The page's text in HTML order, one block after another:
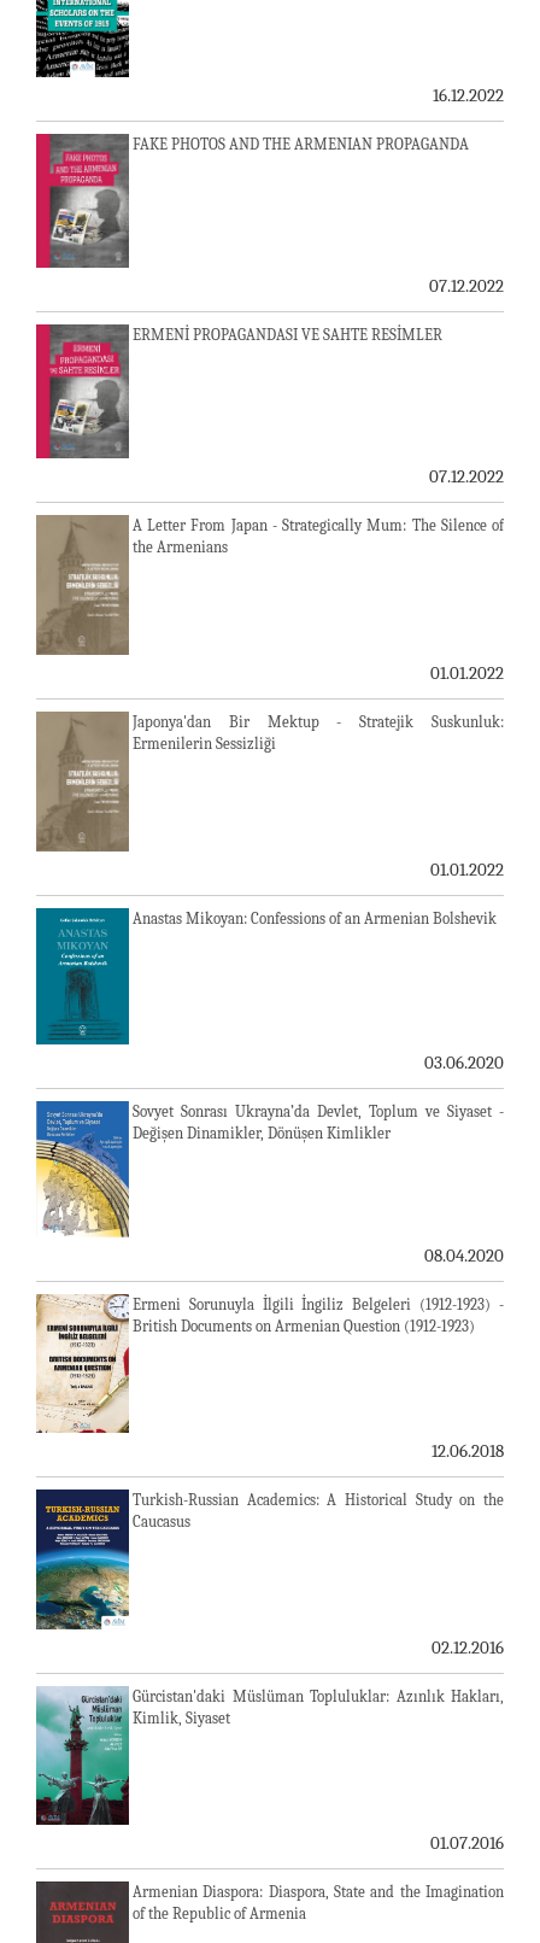
16.12.2022
FAKE PHOTOS AND THE ARMENIAN PROPAGANDA
07.12.2022
ERMENİ PROPAGANDASI VE SAHTE RESİMLER
07.12.2022
A Letter From Japan - Strategically Mum: The Silence of
the Armenians
01.01.2022
Japonya'dan Bir Mektup - Stratejik Suskunluk:
Ermenilerin Sessizliği
01.01.2022
Anastas Mikoyan: Confessions of an Armenian Bolshevik
03.06.2020
Sovyet Sonrası Ukrayna’da Devlet, Toplum ve Siyaset -
Değişen Dinamikler, Dönüşen Kimlikler
08.04.2020
Ermeni Sorunuyla İlgili İngiliz Belgeleri (1912-1923) -
British Documents on Armenian Question (1912-1923)
12.06.2018
Turkish-Russian Academics: A Historical Study on the
Caucasus
02.12.2016
Gürcistan'daki Müslüman Topluluklar: Azınlık Hakları,
Kimlik, Siyaset
01.07.2016
Armenian Diaspora: Diaspora, State and the Imagination
of the Republic of Armenia